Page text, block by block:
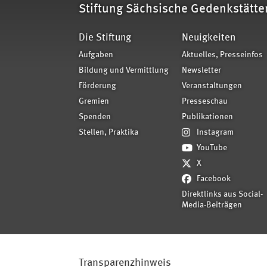
Stiftung Sächsische
Die Stiftung
Aufgaben
Bildung und Vermittlung
Förderung
Gremien
Spenden
Stellen, Praktika
Neuigkeiten
Aktuelles, Presseinfos
Newsletter
Veranstaltungen
Presseschau
Publikationen
Instagram
YouTube
X
Facebook
Direktlinks aus Social-
Media-Beiträgen
Transparenzhinweis